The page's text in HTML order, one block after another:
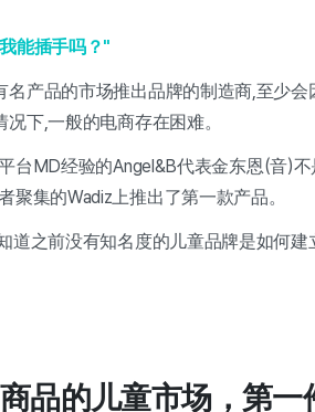
能插手吗？"
名产品的市场推出品牌的制造商,至少
下,一般的电商存在困难。
台MD经验的Angel&B代表金东恩(音)
聚集的Wadiz上推出了第一款产品。
道之前没有知名度的儿童品牌是如何
品的儿童市场，第